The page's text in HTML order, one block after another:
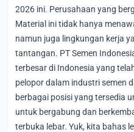
2026 ini. Perusahaan yang
Material ini tidak hanya
namun juga lingkungan kerja
tantangan. PT Semen
terbesar di Indonesia yang
pelopor dalam industri semen
berbagai posisi yang tersedia
untuk bergabung dan
terbuka lebar. Yuk, kita bahas